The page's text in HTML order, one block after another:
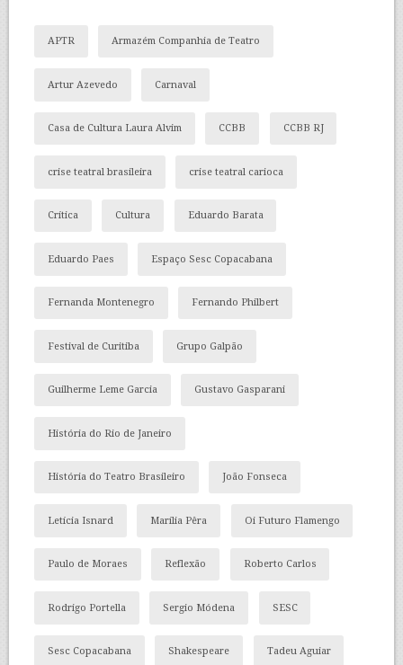
APTR Armazém Companhia de Teatro
Artur Azevedo Carnaval
Casa de Cultura Laura Alvim CCBB CCBB RJ
crise teatral brasileira crise teatral carioca
Crítica Cultura Eduardo Barata
Eduardo Paes Espaço Sesc Copacabana
Fernanda Montenegro Fernando Philbert
Festival de Curitiba Grupo Galpão
Guilherme Leme Garcia Gustavo Gasparani
História do Rio de Janeiro
História do Teatro Brasileiro João Fonseca
Letícia Isnard Marília Pêra Oi Futuro Flamengo
Paulo de Moraes Reflexão Roberto Carlos
Rodrigo Portella Sergio Módena SESC
Sesc Copacabana Shakespeare Tadeu Aguiar